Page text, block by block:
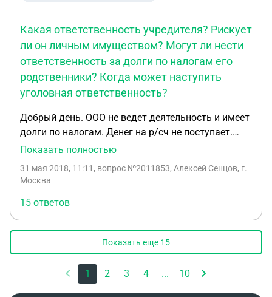
Какая ответственность учредителя? Рискует
ли он личным имуществом? Могут ли нести
ответственность за долги по налогам его
родственники? Когда может наступить
уголовная ответственность?
Добрый день. ООО не ведет деятельность и имеет
долги по налогам. Денег на р/сч не поступает.
Учредитель и ген.директор в одном лице. Какая
личным имуществом? Могут ли нести
родственники? Когда может наступить уголовная
ответственность ?
Показать полностью
31 мая 2018, 11:11 , вопрос №2011853, Алексей Сенцов, г.
Москва
15 ответов
Показать еще 15
1 2 3 4 ... 10